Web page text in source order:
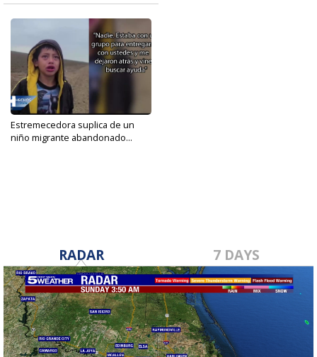
Estremecedora suplica de un
niño migrante abandonado...
RADAR 7 DAYS